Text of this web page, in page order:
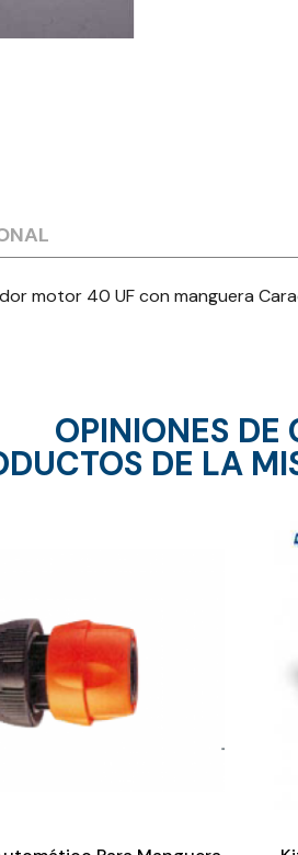
motor 40 UF con
OPINIONES DE
DE LA